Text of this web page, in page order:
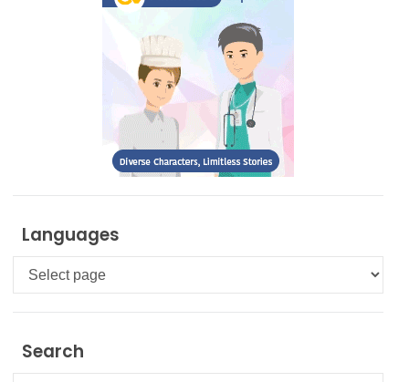
Languages
Languages
Search